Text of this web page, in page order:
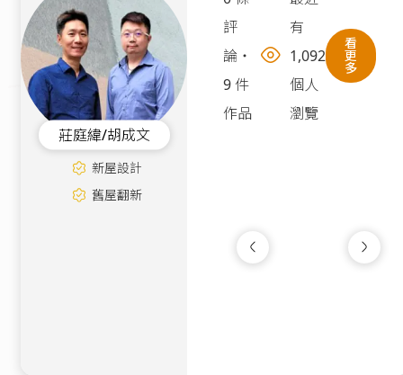
莊庭緯/胡成文
新屋設計
舊屋翻新
評
論 ・
9 件
作品
有
1,092
個人
瀏覽
看
更
多